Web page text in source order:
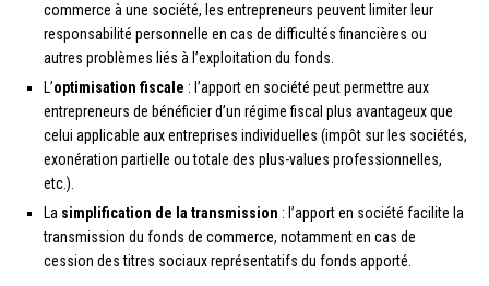
commerce à une société, les entrepreneurs peuvent limiter leur
responsabilité personnelle en cas de difficultés financières ou
autres problèmes liés à l’exploitation du fonds.
L’optimisation fiscale : l’apport en société peut permettre aux
entrepreneurs de bénéficier d’un régime fiscal plus avantageux que
celui applicable aux entreprises individuelles (impôt sur les sociétés,
exonération partielle ou totale des plus-values professionnelles,
etc.).
La simplification de la transmission : l’apport en société facilite la
transmission du fonds de commerce, notamment en cas de
cession des titres sociaux représentatifs du fonds apporté.